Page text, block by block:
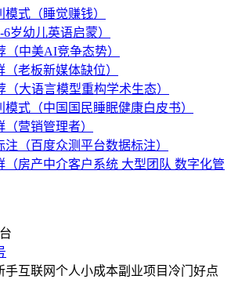
式（睡觉赚钱）
岁幼儿英语启蒙）
中美AI竞争态势）
老板新媒体缺位）
大语言模型重构学术生态）
模式（中国国民睡眠健康白皮书）
营销管理者）
（百度众测平台数据标注）
（房产中介客户系统 大型团队 数字化管
手互联网个人小成本副业项目冷门好点